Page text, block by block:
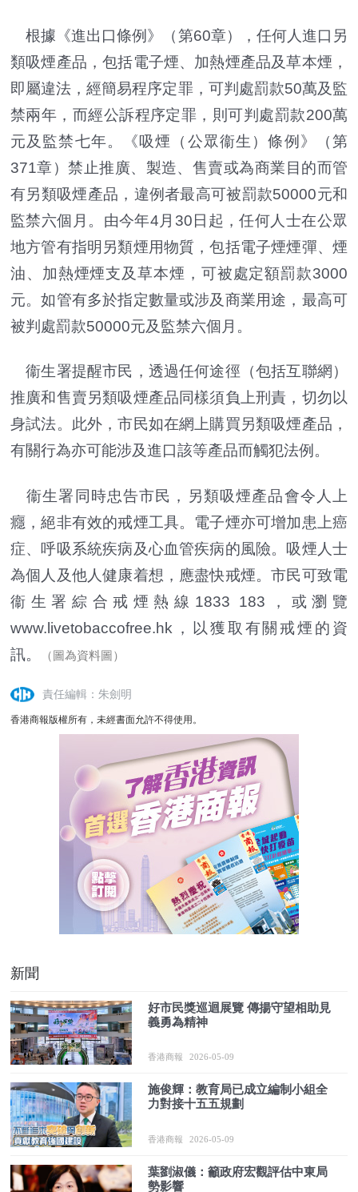
根據《進出口條例》（第60章），任何人進口另
類吸煙產品，包括電子煙、加熱煙產品及草本煙，
即屬違法，經簡易程序定罪，可判處罰款50萬及監
禁兩年，而經公訴程序定罪，則可判處罰款200萬
元及監禁七年。《吸煙（公眾衞生）條例》（第
371章）禁止推廣、製造、售賣或為商業目的而管
有另類吸煙產品，違例者最高可被罰款50000元和
監禁六個月。由今年4月30日起，任何人士在公眾
地方管有指明另類煙用物質，包括電子煙煙彈、煙
油、加熱煙煙支及草本煙，可被處定額罰款3000
元。如管有多於指定數量或涉及商業用途，最高可
被判處罰款50000元及監禁六個月。
衞生署提醒市民，透過任何途徑（包括互聯網）
推廣和售賣另類吸煙產品同樣須負上刑責，切勿以
身試法。此外，市民如在網上購買另類吸煙產品，
有關行為亦可能涉及進口該等產品而觸犯法例。
衞生署同時忠告市民，另類吸煙產品會令人上
癮，絕非有效的戒煙工具。電子煙亦可增加患上癌
症、呼吸系統疾病及心血管疾病的風險。吸煙人士
為個人及他人健康着想，應盡快戒煙。市民可致電
衞生署綜合戒煙熱線1833 183，或瀏覽
www.livetobaccofree.hk，以獲取有關戒煙的資
訊。
（圖為資料圖）
責任編輯：朱劍明
香港商報版權所有，未經書面允許不得使用。
新聞
好市民獎巡迴展覽 傳揚守望相助見
義勇為精神
香港商報 2026-05-09
施俊輝：教育局已成立編制小組全
力對接十五五規劃
香港商報 2026-05-09
葉劉淑儀：籲政府宏觀評估中東局
勢影響